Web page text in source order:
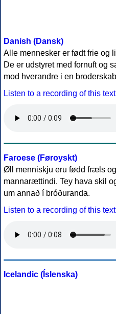
Danish (Dansk)
Alle mennesker er født frie og
De er udstyret med fornuft og
mod hverandre i en
Listen to a recording of this text
Faroese (Føroyskt)
Øll menniskju eru fødd fræls
mannarættindi. Tey hava skil
um annað í bróðuranda.
Listen to a recording of this text
Icelandic (Íslenska)